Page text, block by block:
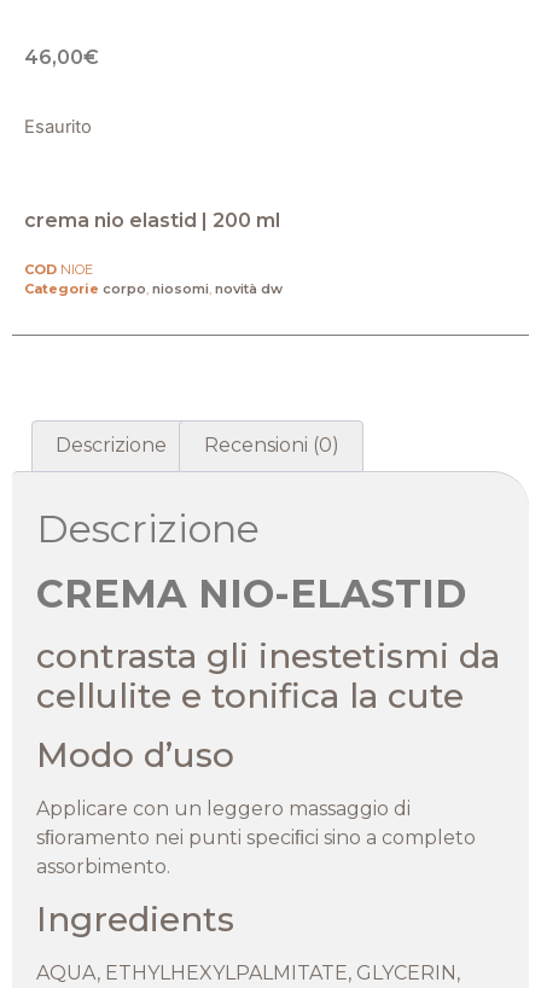
46,00€
Esaurito
crema nio elastid | 200 ml
COD NIOE
Categorie corpo niosomi novità dw
Descrizione Recensioni (0)
Descrizione
CREMA NIO-ELASTID
contrasta gli inestetismi da
cellulite e tonifica la cute
Modo d’uso
Applicare con un leggero massaggio di
sﬁoramento nei punti speciﬁci sino a completo
assorbimento.
Ingredients
AQUA, ETHYLHEXYLPALMITATE, GLYCERIN,